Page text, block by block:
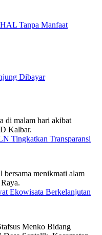
Tanpa Manfaat
Dibayar
Tingkatkan Transparansi
Ekowisata Berkelanjutan